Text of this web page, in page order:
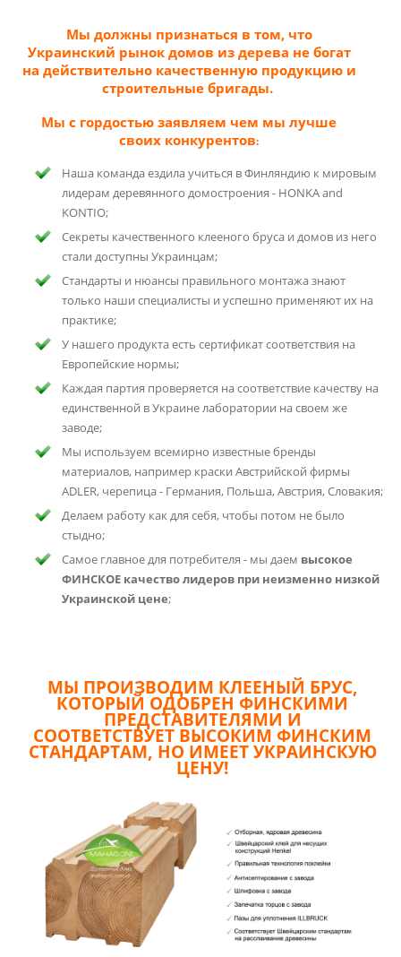
Мы должны признаться в том, что
Украинский рынок домов из дерева не богат
на действительно качественную продукцию и
строительные бригады.
Мы с гордостью заявляем чем мы лучше
своих конкурентов:
Наша команда ездила учиться в Финляндию к мировым
лидерам деревянного домостроения - HONKA and
KONTIO;
Секреты качественного клееного бруса и домов из него
стали доступны Украинцам;
Стандарты и нюансы правильного монтажа знают
только наши специалисты и успешно применяют их на
практике;
У нашего продукта есть сертификат соответствия на
Европейские нормы;
Каждая партия проверяется на соответствие качеству на
единственной в Украине лаборатории на своем же
заводе;
Мы используем всемирно известные бренды
материалов, например краски Австрийской фирмы
ADLER, черепица - Германия, Польша, Австрия, Словакия;
Делаем работу как для себя, чтобы потом не было
стыдно;
Самое главное для потребителя - мы даем высокое
ФИНСКОЕ качество лидеров при неизменно низкой
Украинской цене;
МЫ ПРОИЗВОДИМ КЛЕЕНЫЙ БРУС,
КОТОРЫЙ ОДОБРЕН ФИНСКИМИ
ПРЕДСТАВИТЕЛЯМИ И
СООТВЕТСТВУЕТ ВЫСОКИМ ФИНСКИМ
СТАНДАРТАМ, НО ИМЕЕТ УКРАИНСКУЮ
ЦЕНУ!